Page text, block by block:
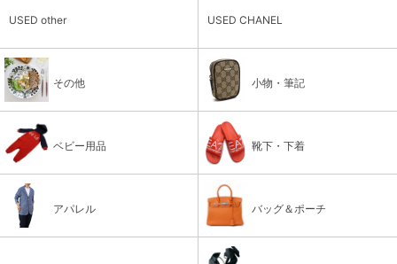
USED other USED CHANEL
その他 小物・筆記
ベビー用品 靴下・下着
アパレル バッグ＆ポーチ